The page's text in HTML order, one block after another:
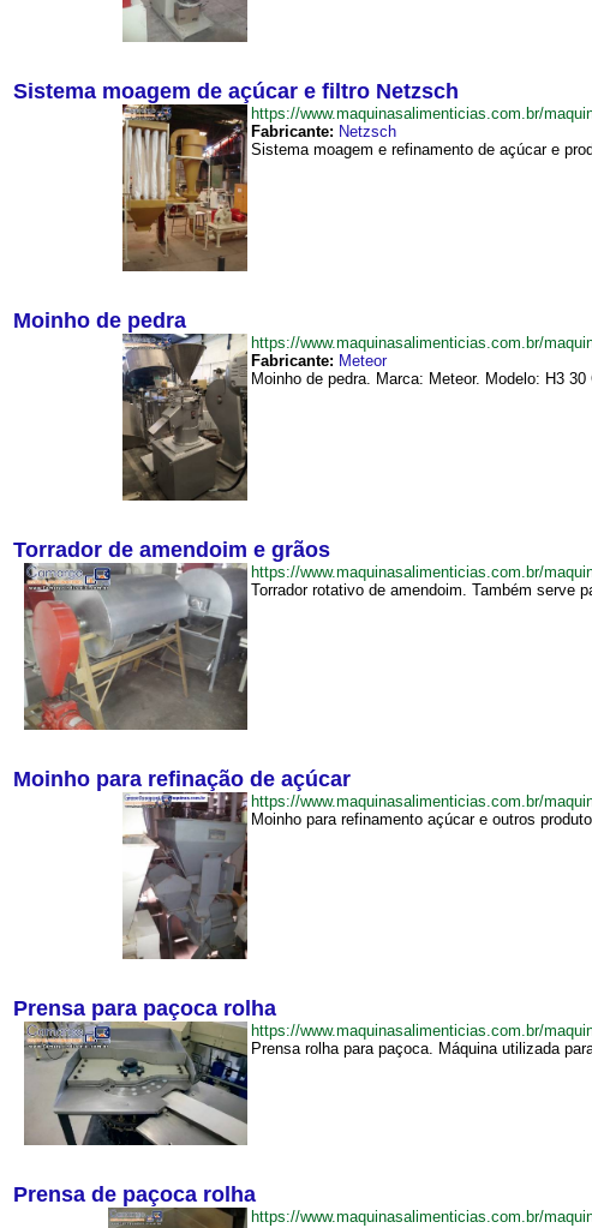
Sistema moagem de açúcar e filtro Netzsch
https://www.maquinasalimenticias.com.br/
Fabricante: Netzsch
Sistema moagem e refinamento de açúcar e
Moinho de pedra
https://www.maquinasalimenticias.com.br/
Fabricante: Meteor
Moinho de pedra. Marca: Meteor. Modelo: H3
Torrador de amendoim e grãos
https://www.maquinasalimenticias.com.br/
Torrador rotativo de amendoim. Também serve
Moinho para refinação de açúcar
https://www.maquinasalimenticias.com.br/
Moinho para refinamento açúcar e outros
Prensa para paçoca rolha
https://www.maquinasalimenticias.com.br/
Prensa rolha para paçoca. Máquina utilizada
Prensa de paçoca rolha
https://www.maquinasalimenticias.com.br/